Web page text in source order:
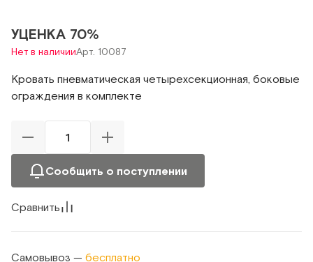
УЦЕНКА 70%
Нет в наличииАрт. 10087
Кровать пневматическая четырехсекционная, боковые
ограждения в комплекте
Сообщить о поступлении
Сравнить
Самовывоз — бесплатно